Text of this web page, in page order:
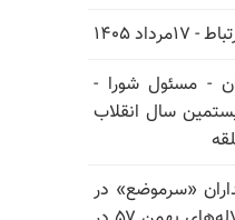
۱۴۰۵
- مسئول شورا -
و بیستمین سال انقلاب
«سرموضع» در